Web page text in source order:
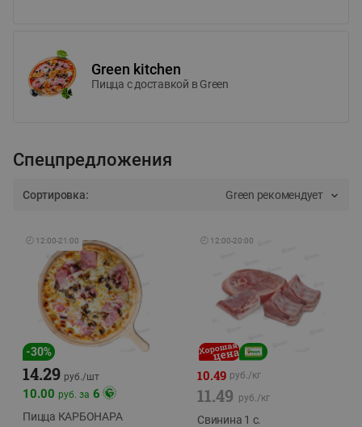
Green kitchen
Пицца c доставкой в Green
Спецпредложения
Сортировка: Green рекомендует
🕘 12:00-21:00
-30%
14.29 руб./шт
10.00 руб. за 6
Пицца КАРБОНАРА
🕘 12:00-20:00
10.49 руб./кг
11.49 руб./кг
Свинина 1 с.